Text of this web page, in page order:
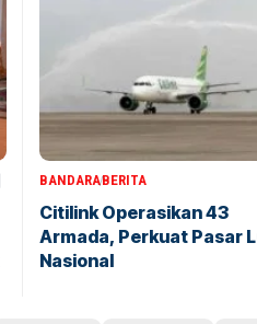
BANDARABERITA
Citilink Operasikan 43
Armada, Perkuat Pasar
Nasional